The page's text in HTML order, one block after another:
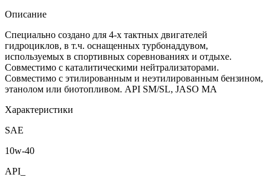
Описание
Специально создано для 4-х тактных двигателей
гидроциклов, в т.ч. оснащенных турбонаддувом,
используемых в спортивных соревнованиях и отдыхе.
Совместимо с каталитическими нейтрализаторами.
Совместимо с этилированным и неэтилированным бензином,
этанолом или биотопливом. API SM/SL, JASO MA
Характеристики
SAE
10w-40
API_